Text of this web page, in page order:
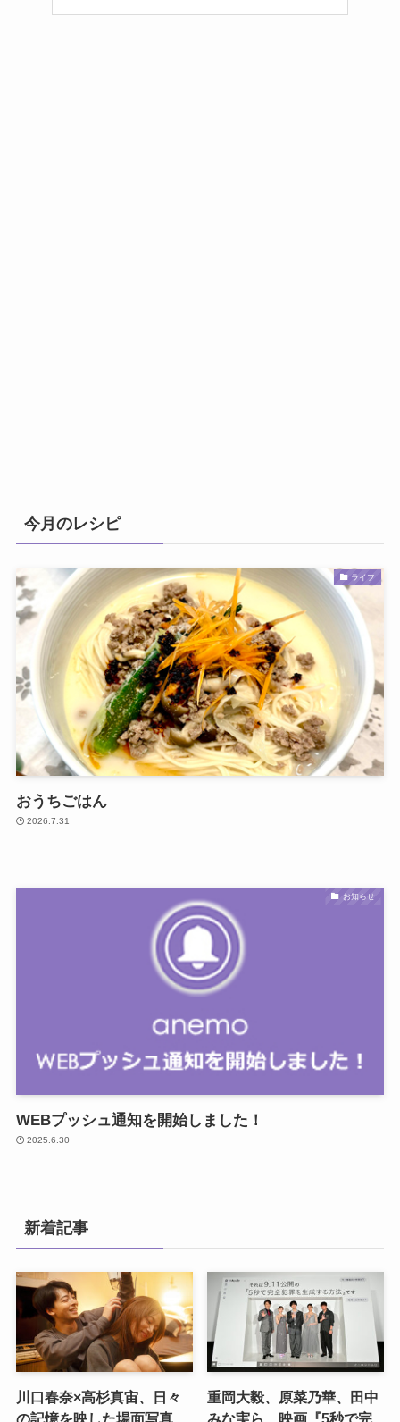
今月のレシピ
ライフ
おうちごはん
2026.7.31
お知らせ
WEBプッシュ通知を開始しました！
2025.6.30
新着記事
川口春奈×高杉真宙、日々
の記憶を映した場面写真
重岡大毅、原菜乃華、田中
みな実ら、映画『5秒で完